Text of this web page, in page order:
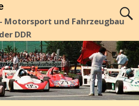
Motorsport und Fahrzeugbau
DDR